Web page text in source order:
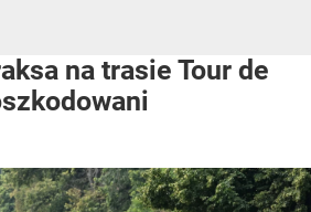
na trasie Tour de